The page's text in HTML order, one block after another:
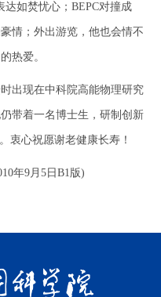
达如焚忧心；BEPC对撞成
情；外出游览，他也会情不
热爱。
现在中科院高能物理研究
带着一名博士生，研制创新
衷心祝愿谢老健康长寿！
年9月5日B1版)